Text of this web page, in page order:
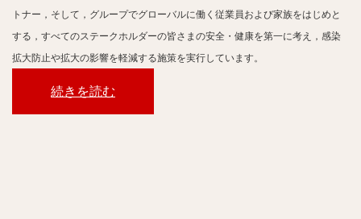
トナー，そして，グループでグローバルに働く従業員および家族をはじめと
する，すべてのステークホルダーの皆さまの安全・健康を第一に考え，感染
拡大防止や拡大の影響を軽減する施策を実行しています。
続きを読む